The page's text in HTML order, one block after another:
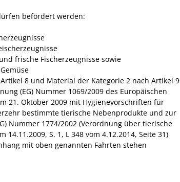
befördert werden:
frische Fischerzeugnisse sowie
8 und Material der Kategorie 2 nach Artikel 9
(EG) Nummer 1069/2009 des Europäischen
21. Oktober 2009 mit Hygienevorschriften für
bestimmte tierische Nebenprodukte und zur
Nummer 1774/2002 (Verordnung über tierische
14.11.2009, S. 1, L 348 vom 4.12.2014, Seite 31)
mit oben genannten Fahrten stehen